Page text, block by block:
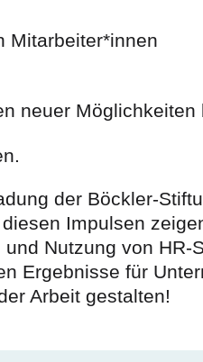
Mitarbeiter*innen
neuer Möglichkeiten
der Böckler-
Impulsen
Nutzung von
Ergebnisse für
Arbeit gestalten!